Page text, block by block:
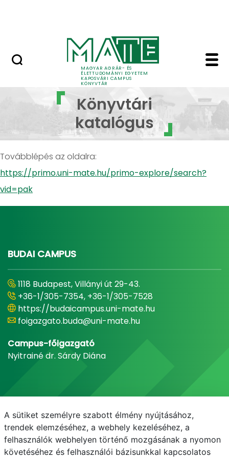
MAGYAR AGRÁR- ÉS
ÉLETTUDOMÁNYI EGYETEM
KAPOSVÁRI CAMPUS
KÖNYVTÁR
Könyvtári katalógus
Könyvtári
katalógus
Továbblépés az oldalra:
https://primo.uni-mate.hu/primo-explore/search?
vid=pak
BUDAI CAMPUS
1118 Budapest, Villányi út 29-43.
+36-1/305-7354, +36-1/305-7528
https://budaicampus.uni-mate.hu
foigazgato.buda@uni-mate.hu
Campus-főigazgató
Nyitrainé dr. Sárdy Diána
A sütiket személyre szabott élmény nyújtásához,
trendek elemzéséhez, a webhely kezeléséhez, a
felhasználók webhelyen történő mozgásának a nyomon
követéséhez és felhasználói bázisunkkal kapcsolatos